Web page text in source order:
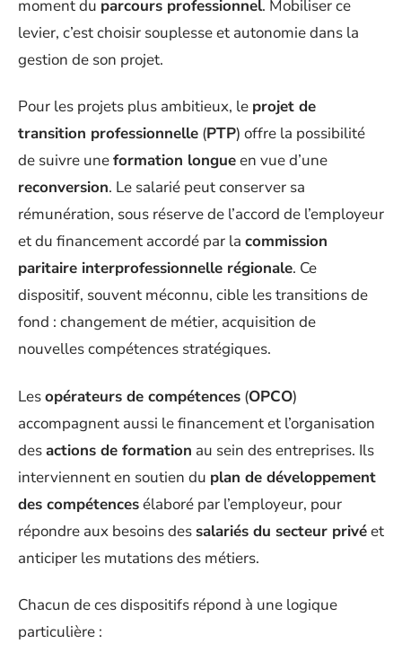
moment du parcours professionnel. Mobiliser ce
levier, c’est choisir souplesse et autonomie dans la
gestion de son projet.
Pour les projets plus ambitieux, le projet de
transition professionnelle (PTP) offre la possibilité
de suivre uneformation longueen vue d’une
reconversion. Le salarié peut conserver sa
rémunération, sous réserve de l’accord de l’employeur
et du financement accordé par la commission
paritaire interprofessionnelle régionale. Ce
dispositif, souvent méconnu, cible les transitions de
fond : changement de métier, acquisition de
nouvelles compétences stratégiques.
Lesopérateurs de compétences (OPCO)
accompagnent aussi le financement et l’organisation
desactions de formation au sein des entreprises. Ils
interviennent en soutien du plan de développement
des compétencesélaboré par l’employeur, pour
répondre aux besoins des salariés du secteur privéet
anticiper les mutations des métiers.
Chacun de ces dispositifs répond à une logique
particulière :